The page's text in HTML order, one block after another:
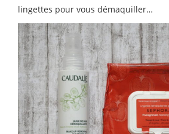
lingettes pour vous démaquiller…